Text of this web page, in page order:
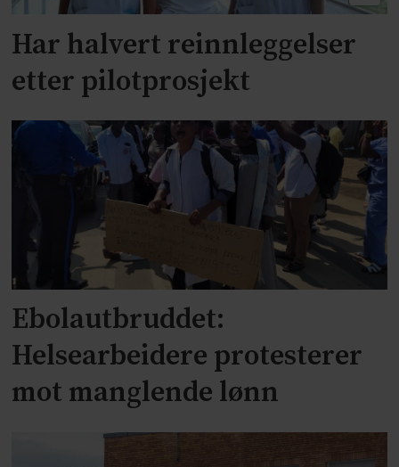
Har halvert reinnleggelser
etter pilotprosjekt
Ebolautbruddet:
Helsearbeidere protesterer
mot manglende lønn